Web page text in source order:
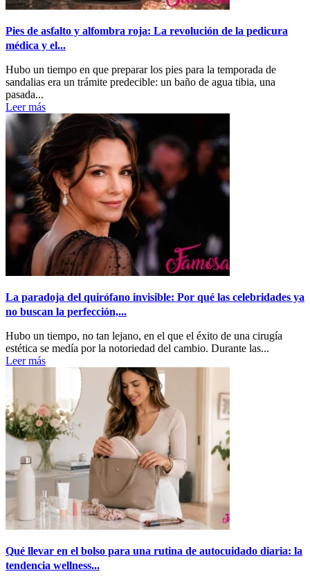
Pies de asfalto y alfombra roja: La revolución de la pedicura
médica y el...
Hubo un tiempo en que preparar los pies para la temporada de
sandalias era un trámite predecible: un baño de agua tibia, una
pasada...
Leer más
La paradoja del quirófano invisible: Por qué las celebridades ya
no buscan la perfección,...
Hubo un tiempo, no tan lejano, en el que el éxito de una cirugía
estética se medía por la notoriedad del cambio. Durante las...
Leer más
Qué llevar en el bolso para una rutina de autocuidado diaria: la
tendencia wellness...